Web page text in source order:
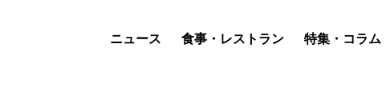
ニュース 食事・レストラン 特集・コラム